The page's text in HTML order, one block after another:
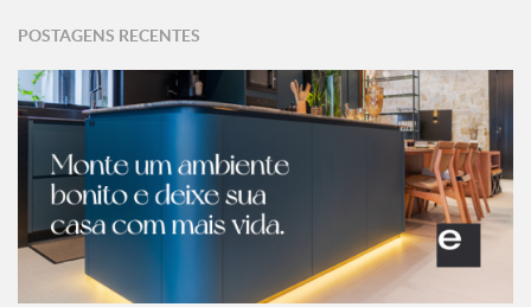
POSTAGENS RECENTES